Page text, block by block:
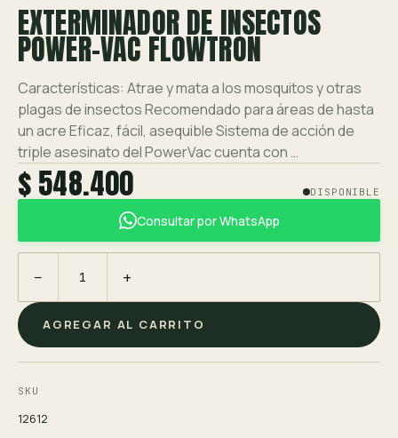
EXTERMINADOR DE INSECTOS
POWER-VAC FLOWTRON
Características: Atrae y mata a los mosquitos y otras
plagas de insectos Recomendado para áreas de hasta
un acre Eficaz, fácil, asequible Sistema de acción de
triple asesinato del PowerVac cuenta con …
$ 548.400 DISPONIBLE
Consultar por WhatsApp
− +
AGREGAR AL CARRITO
SKU
12612